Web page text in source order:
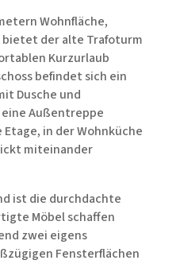
Wohnfläche,
der alte Trafoturm
Kurzurlaub
befindet sich ein
Dusche und
Außentreppe
in der Wohnküche
miteinander
ist die durchdachte
Möbel schaffen
zwei eigens
Fensterflächen